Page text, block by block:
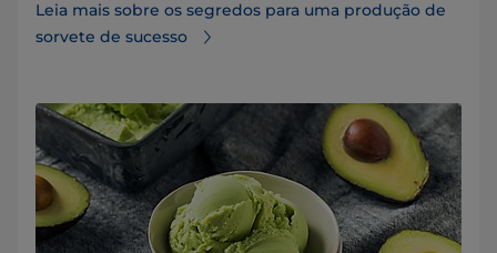
Leia mais sobre os segredos para uma produção de
sorvete de sucesso